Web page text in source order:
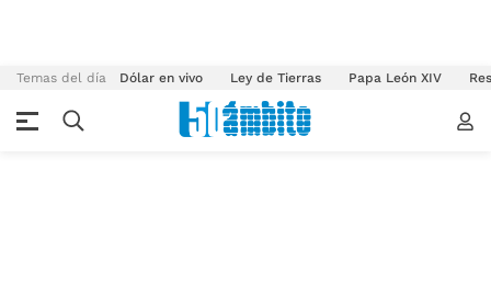
Temas del día Dólar en vivo Ley de Tierras Papa León XIV